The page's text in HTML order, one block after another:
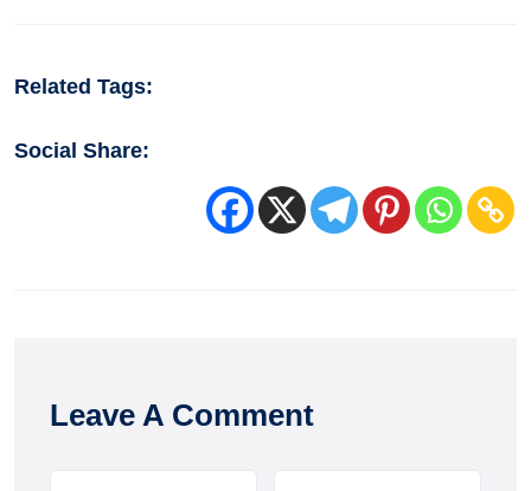
Related Tags:
Social Share:
Leave A Comment